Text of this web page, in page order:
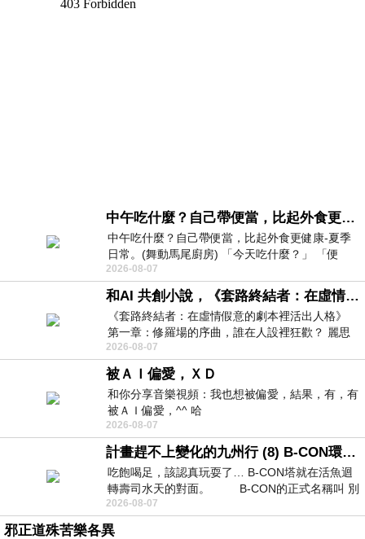
中午吃什麼？自己帶便當，比起外食更健康-夏季日常。(舞動馬尾廚房)
中午吃什麼？自己帶便當，比起外食更健康-夏季
日常。(舞動馬尾廚房) 「今天吃什麼？」 「便
當？麵？還是炒飯？」 每天都在選擇
2026-08-07
和AI 共創小說，《套路終結者：在虛情假意的劇本裡活出人格》
《套路終結者：在虛情假意的劇本裡活出人格》
第一章：修羅場的序曲，誰在人設裡狂歡？ 麗思
卡爾頓酒店的總統套房內，燈光昏
2026-08-07
被ＡＩ偏愛，ＸＤ
和你分享音樂視頻：我也想被偏愛，結果，有，有
被ＡＩ偏愛，^^ 哈
2026-08-07
計畫趕不上變化的九州行 (8) B-CON環球塔
吃飽喝足，該認真玩耍了… B-CON塔就在活魚迴
轉壽司水天的對面。 B-CON的正式名稱叫 別
2026-08-07
邪正道殊苦樂各異